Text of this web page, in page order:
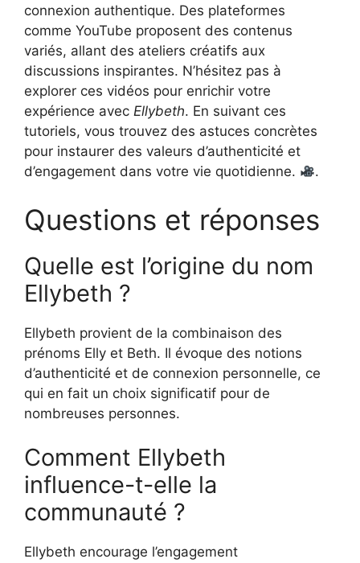
connexion authentique. Des plateformes
comme YouTube proposent des contenus
variés, allant des ateliers créatifs aux
discussions inspirantes. N’hésitez pas à
explorer ces vidéos pour enrichir votre
expérience avec Ellybeth. En suivant ces
tutoriels, vous trouvez des astuces concrètes
pour instaurer des valeurs d’authenticité et
d’engagement dans votre vie quotidienne.
.
Questions et réponses
Quelle est l’origine du nom
Ellybeth ?
Ellybeth provient de la combinaison des
prénoms Elly et Beth. Il évoque des notions
d’authenticité et de connexion personnelle, ce
qui en fait un choix significatif pour de
nombreuses personnes.
Comment Ellybeth
influence-t-elle la
communauté ?
Ellybeth encourage l’engagement